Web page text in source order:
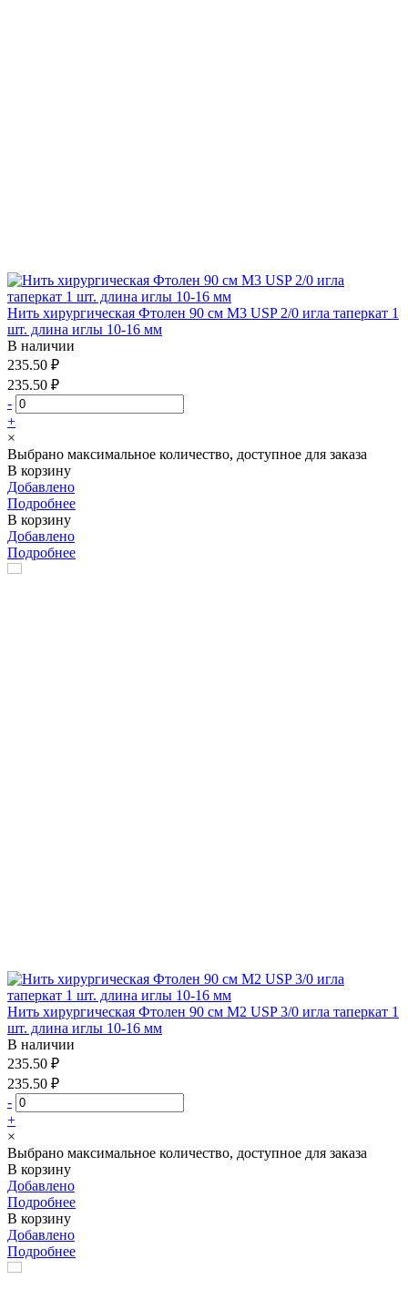
Нить хирургическая Фтолен 90 см М3 USP 2/0 игла таперкат 1
шт. длина иглы 10-16 мм
В наличии
235.50 ₽
235.50 ₽
-
+
×
Выбрано максимальное количество, доступное для заказа
В корзину
Добавлено
Подробнее
В корзину
Добавлено
Подробнее
Нить хирургическая Фтолен 90 см М2 USP 3/0 игла таперкат 1
шт. длина иглы 10-16 мм
В наличии
235.50 ₽
235.50 ₽
-
+
×
Выбрано максимальное количество, доступное для заказа
В корзину
Добавлено
Подробнее
В корзину
Добавлено
Подробнее